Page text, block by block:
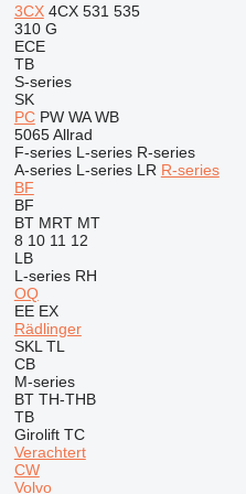
3CX 4CX 531 535
310 G
ECE
TB
S-series
SK
PC PW WA WB
5065 Allrad
F-series L-series R-series
A-series L-series LR R-series
BF
BF
BT MRT MT
8 10 11 12
LB
L-series RH
OQ
EE EX
Rädlinger
SKL TL
CB
M-series
BT TH-THB
TB
Girolift TC
Verachtert
CW
Volvo